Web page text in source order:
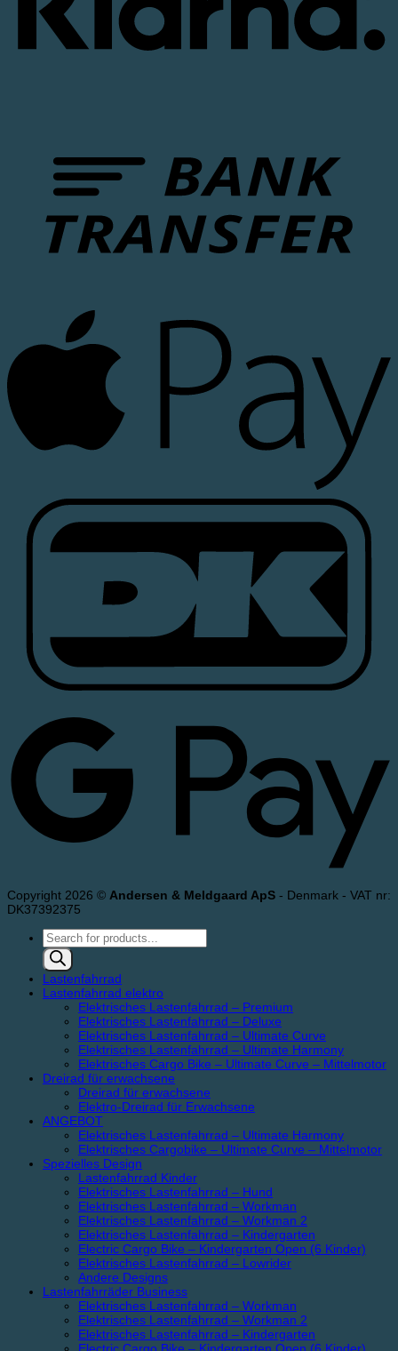
Copyright 2026 © Andersen & Meldgaard ApS - Denmark - VAT nr:
DK37392375
Products
search
Lastenfahrrad
Lastenfahrrad elektro
Elektrisches Lastenfahrrad – Premium
Elektrisches Lastenfahrrad – Deluxe
Elektrisches Lastenfahrrad – Ultimate Curve
Elektrisches Lastenfahrrad – Ultimate Harmony
Elektrisches Cargo Bike – Ultimate Curve – Mittelmotor
Dreirad für erwachsene
Dreirad für erwachsene
Elektro-Dreirad für Erwachsene
ANGEBOT
Elektrisches Lastenfahrrad – Ultimate Harmony
Elektrisches Cargobike – Ultimate Curve – Mittelmotor
Spezielles Design
Lastenfahrrad Kinder
Elektrisches Lastenfahrrad – Hund
Elektrisches Lastenfahrrad – Workman
Elektrisches Lastenfahrrad – Workman 2
Elektrisches Lastenfahrrad – Kindergarten
Electric Cargo Bike – Kindergarten Open (6 Kinder)
Elektrisches Lastenfahrrad – Lowrider
Andere Designs
Lastenfahrräder Business
Elektrisches Lastenfahrrad – Workman
Elektrisches Lastenfahrrad – Workman 2
Elektrisches Lastenfahrrad – Kindergarten